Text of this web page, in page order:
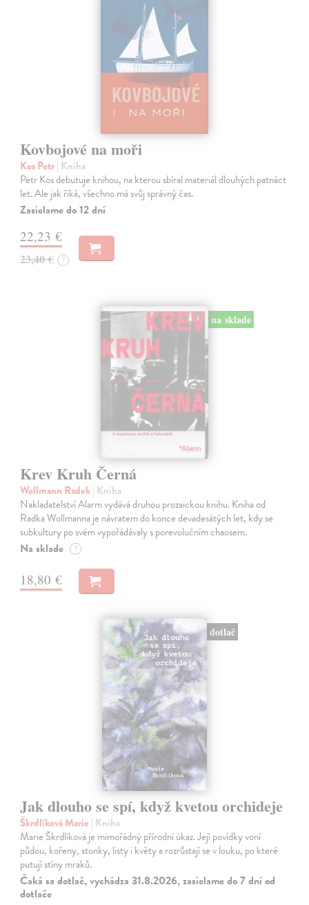
Kovbojové na moři
Kos Petr| Kniha
Petr Kos debutuje knihou, na kterou sbíral materiál dlouhých patnáct
let. Ale jak říká, všechno má svůj správný čas.
Zasielame do 12 dní
22,23 €
23,40 € ?
na sklade
Krev Kruh Černá
Wollmann Radek| Kniha
Nakladatelství Alarm vydává druhou prozaickou knihu. Kniha od
Radka Wollmanna je návratem do konce devadesátých let, kdy se
subkultury po svém vypořádávaly s porevolučním chaosem.
Na sklade ?
18,80 €
dotlač
Jak dlouho se spí, když kvetou orchideje
Škrdlíková Marie | Kniha
Marie Škrdlíková je mimořádný přírodní úkaz. Její povídky voní
půdou, kořeny, stonky, listy i květy a rozrůstají se v louku, po které
putují stíny mraků.
Čaká sa dotlač, vychádza 31.8.2026, zasielame do 7 dní od
dotlače